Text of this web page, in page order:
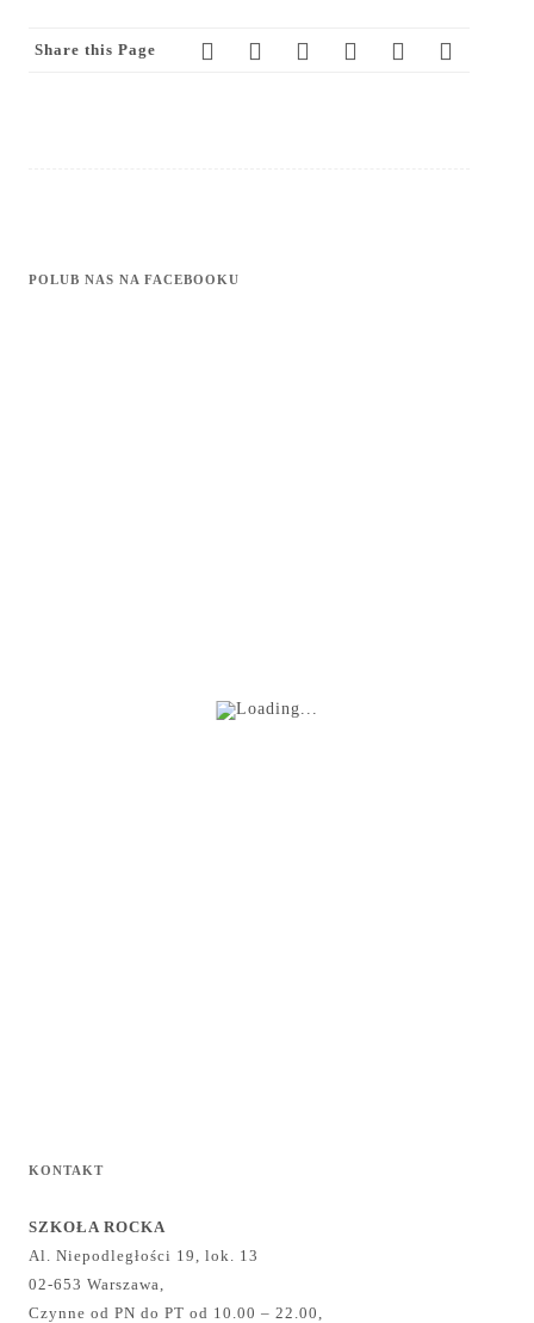
Share this Page
POLUB NAS NA FACEBOOKU
KONTAKT
SZKOŁA ROCKA
Al. Niepodległości 19, lok. 13
02-653 Warszawa,
Czynne od PN do PT od 10.00 – 22.00,